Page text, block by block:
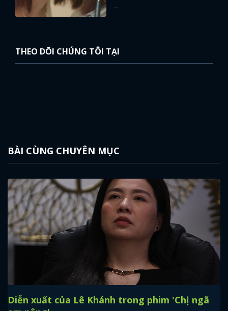
x
ĐĂNG NHẬP
THEO DÕI CHÚNG TÔI TẠI
BÀI CÙNG CHUYÊN MỤC
Diễn xuất của Lê Khánh trong phim 'Chị ngã